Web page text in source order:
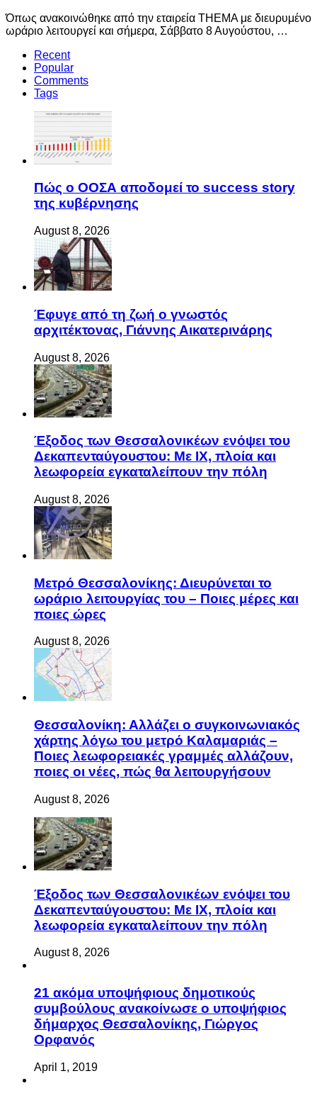
Όπως ανακοινώθηκε από την εταιρεία THEMA με διευρυμένο
ωράριο λειτουργεί και σήμερα, Σάββατο 8 Αυγούστου, …
Recent
Popular
Comments
Tags
Πώς ο ΟΟΣΑ αποδομεί το success story
της κυβέρνησης
August 8, 2026
Έφυγε από τη ζωή ο γνωστός
αρχιτέκτονας, Γιάννης Αικατερινάρης
August 8, 2026
Έξοδος των Θεσσαλονικέων ενόψει του
Δεκαπενταύγουστου: Με ΙΧ, πλοία και
λεωφορεία εγκαταλείπουν την πόλη
August 8, 2026
Μετρό Θεσσαλονίκης: Διευρύνεται το
ωράριο λειτουργίας του – Ποιες μέρες και
ποιες ώρες
August 8, 2026
Θεσσαλονίκη: Αλλάζει ο συγκοινωνιακός
χάρτης λόγω του μετρό Καλαμαριάς –
Ποιες λεωφορειακές γραμμές αλλάζουν,
ποιες οι νέες, πώς θα λειτουργήσουν
August 8, 2026
Έξοδος των Θεσσαλονικέων ενόψει του
Δεκαπενταύγουστου: Με ΙΧ, πλοία και
λεωφορεία εγκαταλείπουν την πόλη
August 8, 2026
21 ακόμα υποψήφιους δημοτικούς
συμβούλους ανακοίνωσε ο υποψήφιος
δήμαρχος Θεσσαλονίκης, Γιώργος
Ορφανός
April 1, 2019